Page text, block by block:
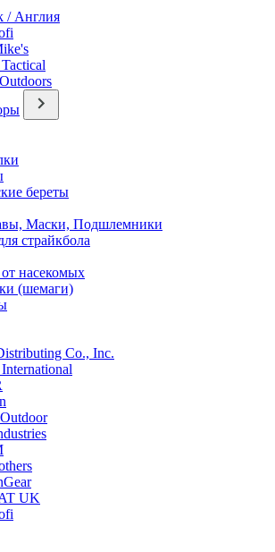
/ Англия
береты
Маски, Подшлемники
страйкбола
насекомых
(шемаги)
Co., Inc.
UK